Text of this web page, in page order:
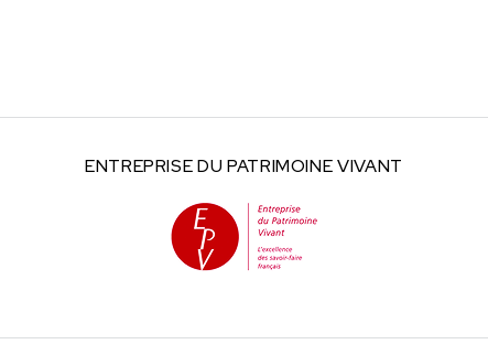
ENTREPRISE DU PATRIMOINE VIVANT